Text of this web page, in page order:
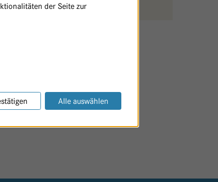
SEITE AUSDRUCKEN / TEILEN
der Seite zur
Alle auswählen